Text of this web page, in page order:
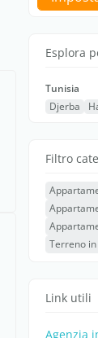
Esplora
Tunisia
Djerba
Filtro
Terreno
Link utili
Agenzia